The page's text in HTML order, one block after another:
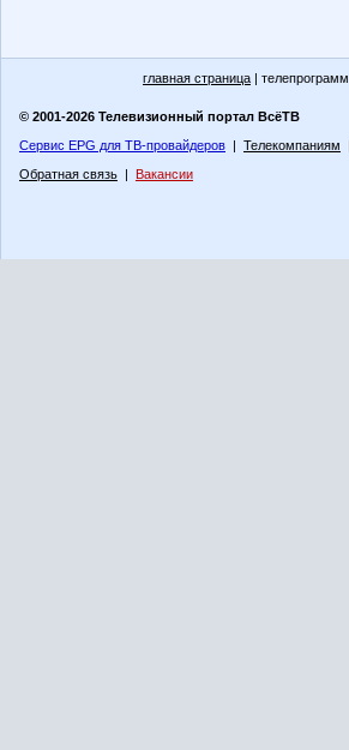
главная страница |
© 2001-2026 Телевизионный портал ВсёТВ
Сервис EPG для ТВ-провайдеров | Телекомпаниям
Обратная связь | Вакансии